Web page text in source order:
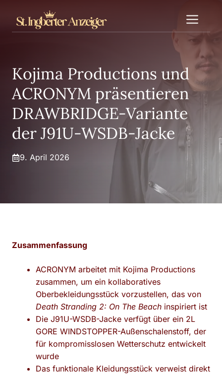
Inhalt
springen
Kojima Productions und
ACRONYM präsentieren
DRAWBRIDGE-Variante
der J91U-WSDB-Jacke
9. April 2026
Zusammenfassung
ACRONYM arbeitet mit Kojima Productions
zusammen, um ein kollaboratives
Oberbekleidungsstück vorzustellen, das von
Death Stranding 2: On The Beach inspiriert ist
Die J91U-WSDB-Jacke verfügt über ein 2L
GORE WINDSTOPPER-Außenschalenstoff, der
für kompromisslosen Wetterschutz entwickelt
wurde
Das funktionale Kleidungsstück verweist direkt